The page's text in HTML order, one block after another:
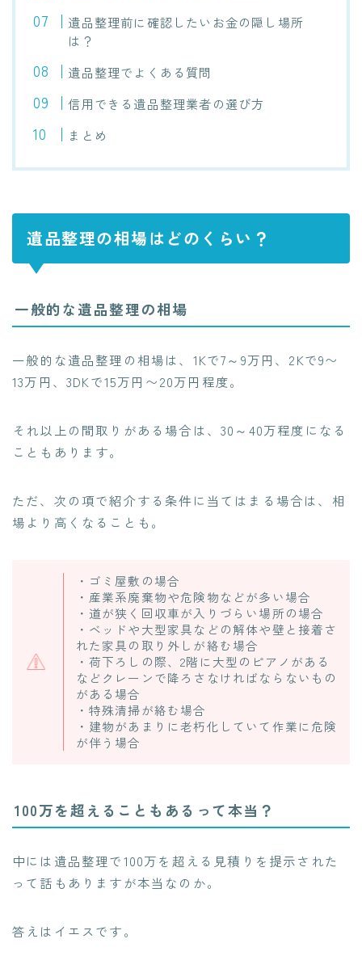
遺品整理前に確認したいお金の隠し場所
は？
遺品整理でよくある質問
信用できる遺品整理業者の選び方
まとめ
遺品整理の相場はどのくらい？
一般的な遺品整理の相場
一般的な遺品整理の相場は、 1Kで7～9万円、2Kで9〜
13万円、3DKで15万円〜20万円 程度。
それ以上の間取りがある場合は、30～40万程度になる
ことも あります。
ただ、次の項で紹介する条件に当てはまる場合は、相
場より高くなることも。
・ゴミ屋敷の場合
・産業系廃棄物や危険物などが多い場合
・道が狭く回収車が入りづらい場所の場合
・ベッドや大型家具などの解体や壁と接着さ
れた家具の取り外しが絡む場合
・荷下ろしの際、2階に大型のピアノがある
などクレーンで降ろさなければならないもの
がある場合
・特殊清掃が絡む場合
・建物があまりに老朽化していて作業に危険
が伴う場合
100万を超えることもあるって本当？
中には遺品整理で100万を超える見積りを提示された
って話もありますが本当なのか。
答えはイエスです。